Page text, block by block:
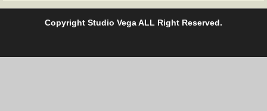
Copyright Studio Vega ALL Right Reserved.